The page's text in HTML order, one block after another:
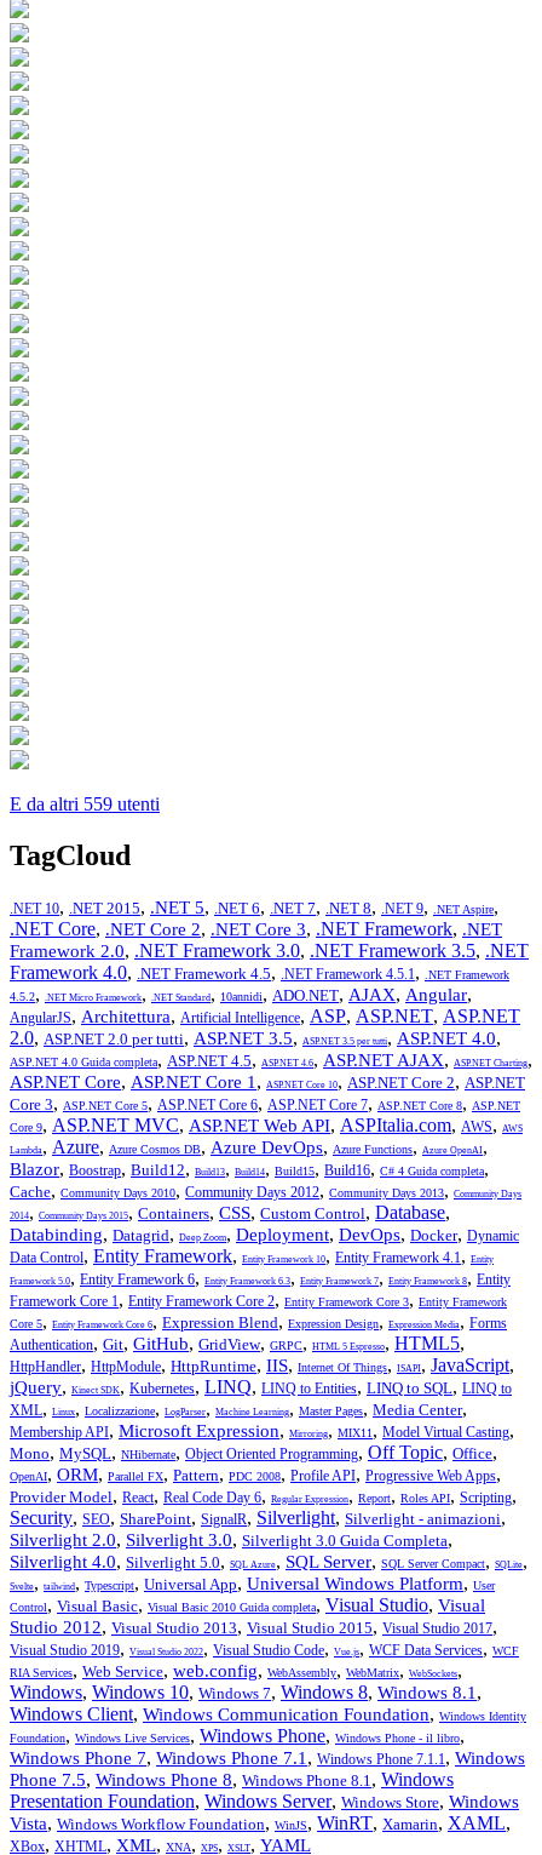
E da altri 559 utenti
TagCloud
.NET 10, .NET 2015, .NET 5, .NET 6, .NET 7, .NET 8, .NET 9, .NET Aspire,
.NET Core, .NET Core 2, .NET Core 3, .NET Framework, .NET
Framework 2.0, .NET Framework 3.0, .NET Framework 3.5, .NET
Framework 4.0, .NET Framework 4.5, .NET Framework 4.5.1 ,
.NET Framework
4.5.2, .NET Micro Framework, .NET Standard, 10annidi, ADO.NET, AJAX, Angular,
AngularJS, Architettura, Artificial Intelligence, ASP, ASP.NET, ASP.NET
2.0, ASP.NET 2.0 per tutti, ASP.NET 3.5, ASP.NET 3.5 per tutti, ASP.NET 4.0,
ASP.NET 4.0 Guida completa, ASP.NET 4.5, ASP.NET 4.6, ASP.NET AJAX, ASP.NET Charting,
ASP.NET Core, ASP.NET Core 1 , ASP.NET Core 10, ASP.NET Core 2, ASP.NET
Core 3, ASP.NET Core 5, ASP.NET Core 6, ASP.NET Core 7, ASP.NET Core 8, ASP.NET
Core 9, ASP.NET MVC, ASP.NET Web API, ASPItalia.com, AWS,
AWS
Lambda , Azure, Azure Cosmos DB, Azure DevOps, Azure Functions, Azure OpenAI,
Blazor, Boostrap, Build12, Build13, Build14, Build15, Build16, C# 4 Guida completa,
Cache, Community Days 2010, Community Days 2012, Community Days 2013, Community Days
2014, Community Days 2015, Containers, CSS, Custom Control, Database,
Databinding, Datagrid, Deep Zoom, Deployment, DevOps, Docker, Dynamic
Data Control, Entity Framework, Entity Framework 10, Entity Framework 4.1 , Entity
Framework 5.0, Entity Framework 6, Entity Framework 6.3, Entity Framework 7, Entity Framework 8, Entity
Framework Core 1 , Entity Framework Core 2, Entity Framework Core 3, Entity Framework
Core 5, Entity Framework Core 6, Expression Blend, Expression Design, Expression Media , Forms
Authentication, Git, GitHub, GridView, GRPC, HTML 5 Espresso, HTML5,
HttpHandler, HttpModule, HttpRuntime, IIS, Internet Of Things, ISAPI, JavaScript,
jQuery, Kinect SDK, Kubernetes, LINQ, LINQ to Entities, LINQ to SQL, LINQ to
XML, Linux, Localizzazione, LogParser, Machine Learning, Master Pages, Media Center,
Membership API, Microsoft Expression, Mirroring, MIX11 , Model Virtual Casting,
Mono, MySQL, NHibernate, Object Oriented Programming, Off Topic, Office,
OpenAI, ORM, Parallel FX, Pattern, PDC 2008, Profile API, Progressive Web Apps,
Provider Model, React, Real Code Day 6, Regular Expression, Report, Roles API, Scripting,
Security, SEO, SharePoint, SignalR, Silverlight, Silverlight - animazioni,
Silverlight 2.0, Silverlight 3.0, Silverlight 3.0 Guida Completa,
Silverlight 4.0, Silverlight 5.0, SQL Azure, SQL Server, SQL Server Compact, SQLite,
Svelte, tailwind, Typescript, Universal App, Universal Windows Platform, User
Control, Visual Basic, Visual Basic 2010 Guida completa, Visual Studio, Visual
Studio 2012, Visual Studio 2013, Visual Studio 2015, Visual Studio 2017,
Visual Studio 2019, Visual Studio 2022, Visual Studio Code, Vue.js, WCF Data Services, WCF
RIA Services, Web Service, web.config, WebAssembly, WebMatrix, WebSockets,
Windows, Windows 10, Windows 7, Windows 8, Windows 8.1 ,
Windows Client, Windows Communication Foundation, Windows Identity
Foundation, Windows Live Services, Windows Phone, Windows Phone - il libro,
Windows Phone 7, Windows Phone 7.1 , Windows Phone 7.1.1 , Windows
Phone 7.5, Windows Phone 8, Windows Phone 8.1 , Windows
Presentation Foundation, Windows Server, Windows Store, Windows
Vista, Windows Workflow Foundation, WinJS, WinRT, Xamarin, XAML,
XBox, XHTML, XML, XNA, XPS, XSLT, YAML